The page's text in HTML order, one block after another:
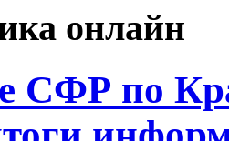
онлайн
СФР по